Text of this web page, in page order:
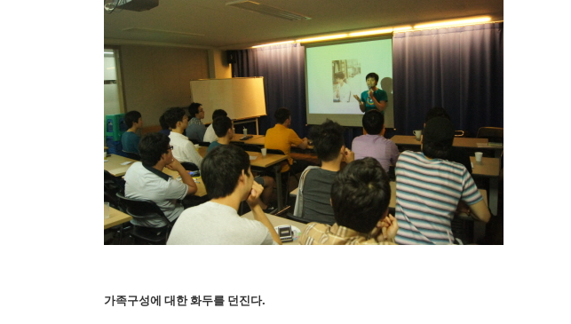
가족구성에 대한 화두를 던진다.